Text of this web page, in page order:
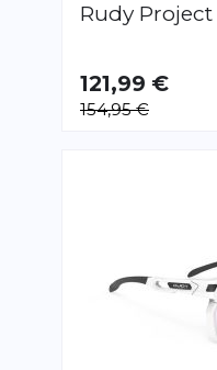
Rudy Project
121,99 €
154,95 €